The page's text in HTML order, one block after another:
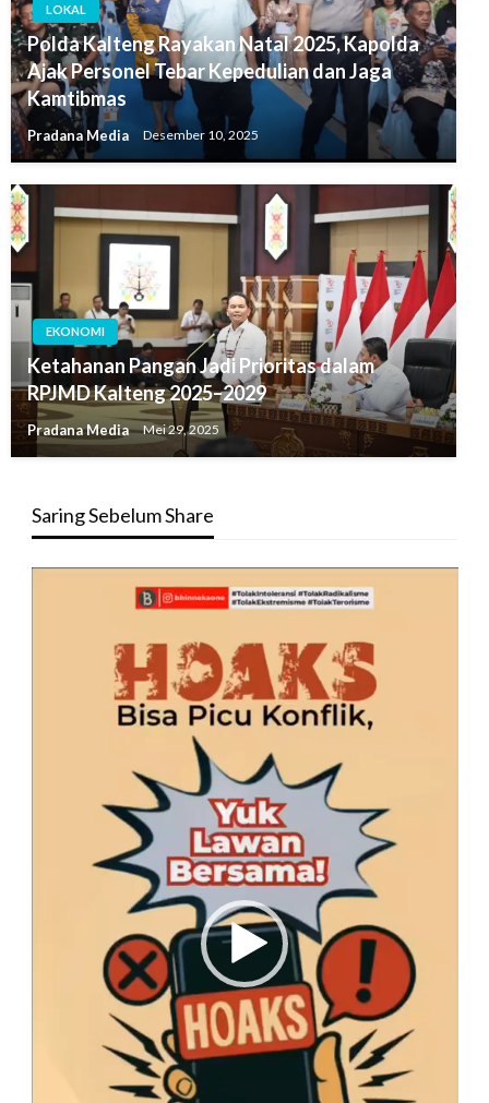
LOKAL
Polda Kalteng Rayakan Natal 2025, Kapolda
Ajak Personel Tebar Kepedulian dan Jaga
Kamtibmas
Pradana Media Desember 10, 2025
EKONOMI
Ketahanan Pangan Jadi Prioritas dalam
RPJMD Kalteng 2025–2029
Pradana Media Mei 29, 2025
Saring Sebelum Share